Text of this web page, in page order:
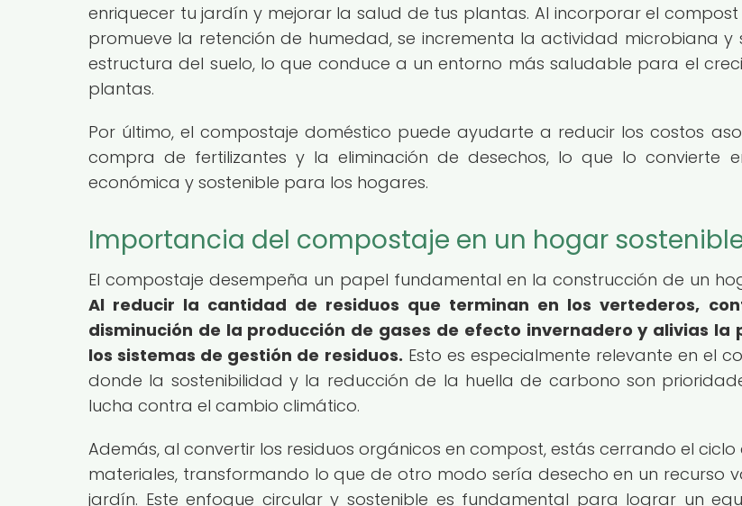
enriquecer tu jardín y mejorar la salud de tus plantas. Al incorporar el compost
promueve la retención de humedad, se incrementa la actividad microbiana y
estructura del suelo, lo que conduce a un entorno más saludable para el
plantas.
Por último, el compostaje doméstico puede ayudarte a reducir los costos
compra de fertilizantes y la eliminación de desechos, lo que lo convierte
económica y sostenible para los hogares.
Importancia del compostaje en un hogar
El compostaje desempeña un papel fundamental en la construcción de un
Al reducir la cantidad de residuos que terminan en los vertederos,
disminución de la producción de gases de efecto invernadero y alivias la
los sistemas de gestión de residuos. Esto es especialmente relevante en el
donde la sostenibilidad y la reducción de la huella de carbono son
lucha contra el cambio climático.
Además, al convertir los residuos orgánicos en compost, estás cerrando el
materiales, transformando lo que de otro modo sería desecho en un recurso
jardín. Este enfoque circular y sostenible es fundamental para lograr un